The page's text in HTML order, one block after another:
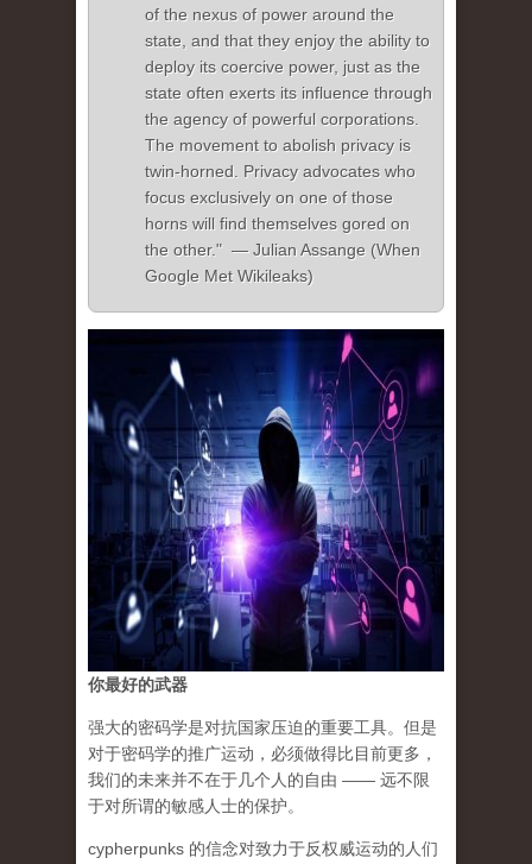
of the nexus of power around the
state, and that they enjoy the ability to
deploy its coercive power, just as the
state often exerts its influence through
the agency of powerful corporations.
The movement to abolish privacy is
twin-horned. Privacy advocates who
focus exclusively on one of those
horns will find themselves gored on
the other." — Julian Assange (When
Google Met Wikileaks)
你最好的武器
强大的密码学是对抗国家压迫的重要工具。但是
对于密码学的推广运动，必须做得比目前更多，
我们的未来并不在于几个人的自由 —— 远不限
于对所谓的敏感人士的保护。
cypherpunks 的信念对致力于反权威运动的人们